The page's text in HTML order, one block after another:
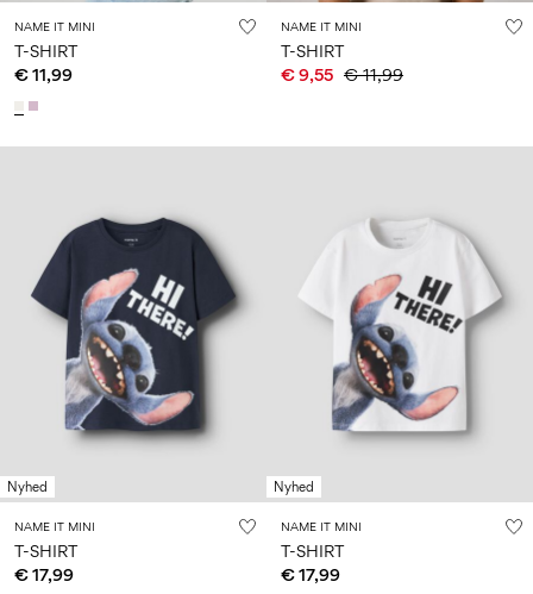
NAME IT MINI
T-SHIRT
€ 11,99
NAME IT MINI
T-SHIRT
€ 9,55 € 11,99
Nyhed
NAME IT MINI
T-SHIRT
€ 17,99
Nyhed
NAME IT MINI
T-SHIRT
€ 17,99